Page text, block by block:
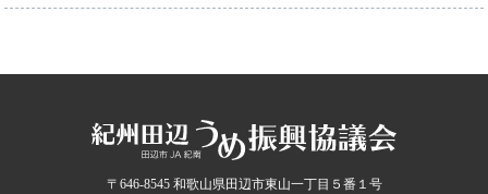
〒646-8545 和歌山県田辺市東山一丁目５番１号